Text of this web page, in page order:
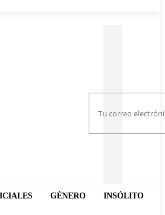
GÉNERO INSÓLITO